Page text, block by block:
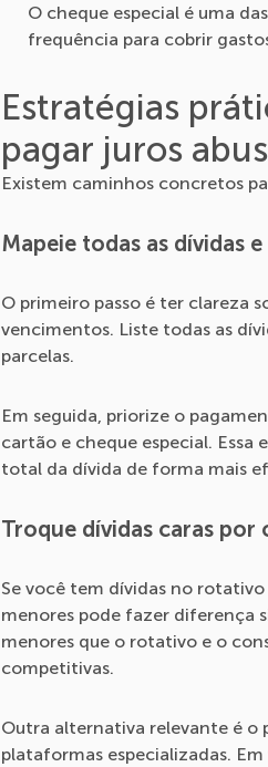
O cheque especial é uma
frequência para cobrir
Estratégias
pagar juros
Existem caminhos concretos
Mapeie todas as dívidas
O primeiro passo é ter clareza
vencimentos. Liste todas as
parcelas.
Em seguida, priorize o
cartão e cheque especial. Essa
total da dívida de forma mais
Troque dívidas caras
Se você tem dívidas no
menores pode fazer diferença
menores que o rotativo e o
competitivas.
Outra alternativa relevante é o
plataformas especializadas.